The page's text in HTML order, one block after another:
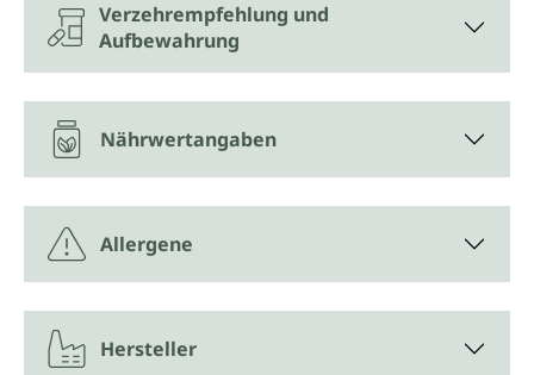
Verzehrempfehlung und
Aufbewahrung
Nährwertangaben
Allergene
Hersteller